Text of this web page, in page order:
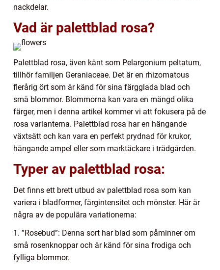
nackdelar.
Vad är palettblad rosa?
Palettblad rosa, även känt som Pelargonium peltatum,
tillhör familjen Geraniaceae. Det är en rhizomatous
flerårig ört som är känd för sina färgglada blad och
små blommor. Blommorna kan vara en mängd olika
färger, men i denna artikel kommer vi att fokusera på de
rosa varianterna. Palettblad rosa har en hängande
växtsätt och kan vara en perfekt prydnad för krukor,
hängande ampel eller som marktäckare i trädgården.
Typer av palettblad rosa:
Det finns ett brett utbud av palettblad rosa som kan
variera i bladformer, färgintensitet och mönster. Här är
några av de populära variationerna:
1. ”Rosebud”: Denna sort har blad som påminner om
små rosenknoppar och är känd för sina frodiga och
fylliga blommor.